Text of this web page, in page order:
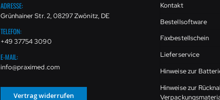
ADRESSE:
Grünhainer Str. 2, 08297 Zwönitz, DE
TELEFON:
+49 37754 3090
E-MAIL:
info@praximed.com
Vertrag widerrufen
Kontakt
Bestellsoftware
Faxbestellschein
Lieferservice
Hinweise zur
Hinweise zur